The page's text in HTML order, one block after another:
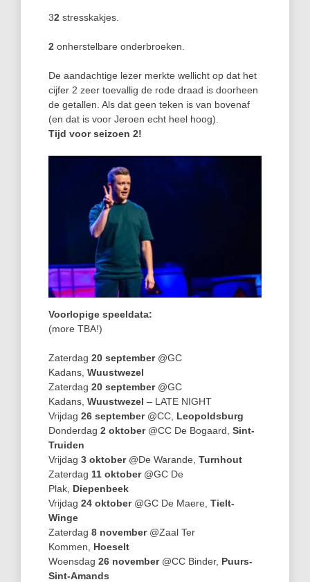
32 stresskakjes.
2 onherstelbare onderbroeken.
De aandachtige lezer merkte wellicht op dat het
cijfer 2 zeer toevallig de rode draad is doorheen
de getallen. Als dat geen teken is van bovenaf
(en dat is voor Jeroen echt heel hoog).
Tijd voor seizoen 2!
Voorlopige speeldata:
(more TBA!)
Zaterdag 20 september@GC
Kadans, Wuustwezel
Zaterdag 20 september@GC
Kadans, Wuustwezel – LATE NIGHT
Vrijdag 26 september@CC, Leopoldsburg
Donderdag 2 oktober @CC De Bogaard, Sint-
Truiden
Vrijdag 3 oktober@De Warande, Turnhout
Zaterdag 11 oktober@GC De
Plak, Diepenbeek
Vrijdag 24 oktober@GC De Maere, Tielt-
Winge
Zaterdag 8 november@Zaal Ter
Kommen, Hoeselt
Woensdag 26 november@CC Binder, Puurs-
Sint-Amands